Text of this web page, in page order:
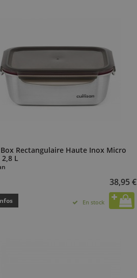
Rectangulaire Haute Inox Micro
L
38,95 €
En stock